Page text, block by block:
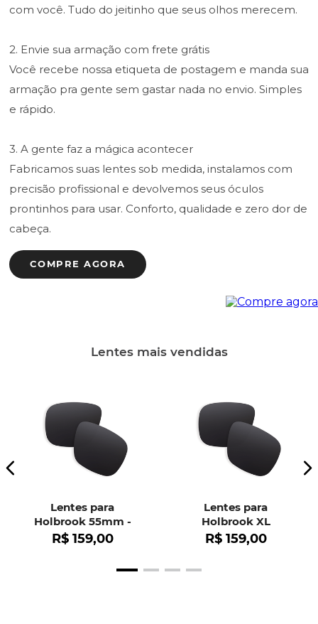
com você. Tudo do jeitinho que seus olhos merecem.
2. Envie sua armação com frete grátis
Você recebe nossa etiqueta de postagem e manda sua
armação pra gente sem gastar nada no envio. Simples
e rápido.
3. A gente faz a mágica acontecer
Fabricamos suas lentes sob medida, instalamos com
precisão profissional e devolvemos seus óculos
prontinhos para usar. Conforto, qualidade e zero dor de
cabeça.
COMPRE AGORA
Lentes mais vendidas
Lentes para
Holbrook 55mm -
OO9102
R$ 159,00
Lentes para
Holbrook XL
R$ 159,00